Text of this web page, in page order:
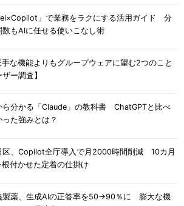
」で業務をラクにする活用ガイド 分
数もAIに任せる使いこなし術
手な機能よりもグループウェアに望む2つのこと
ザー調査】
ら分かる「Claude」の教科書 ChatGPTと比べ
った強みとは？
区、Copilot全庁導入で月2000時間削減 10カ月
根付かせた定着の仕掛け
製薬、生成AIの正答率を50→90％に 膨大な機